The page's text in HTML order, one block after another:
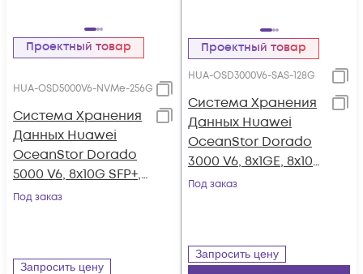
Проектный товар
HUA-OSD5000V6-NVMe-256G
Система Хранения
Данных Huawei
OceanStor Dorado
5000 V6, 8x10G SFP+,
4x100G RDMA
Под заказ
Запросить цену
Проектный товар
HUA-OSD3000V6-SAS-128G
Система Хранения
Данных Huawei
OceanStor Dorado
3000 V6, 8x1GE, 8x10G
SFP+, 4xSAS12G Ext.,
Под заказ
Запросить цену